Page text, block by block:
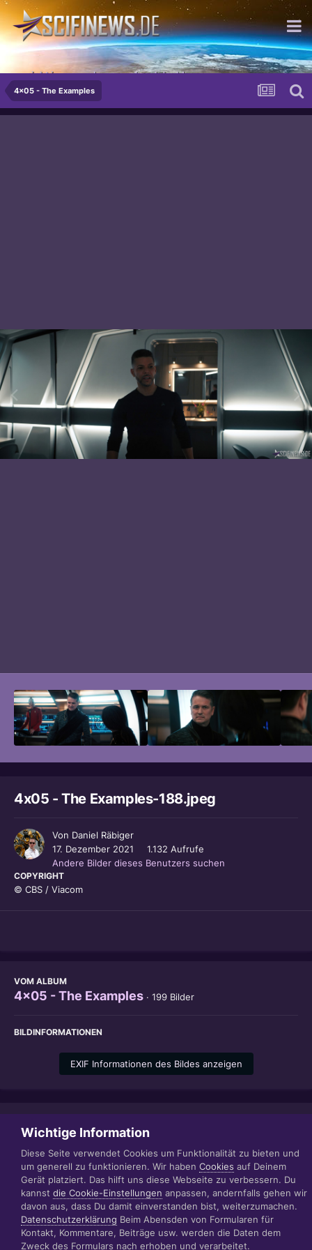
...nicht immer - aber manchmal doch!
4x05 - The Examples
4x05 - The Examples-188.jpeg
Von Daniel Räbiger
17. Dezember 2021
1.132 Aufrufe
Andere Bilder dieses Benutzers suchen
COPYRIGHT
© CBS / Viacom
VOM ALBUM
4x05 - The Examples · 199 Bilder
BILDINFORMATIONEN
EXIF Informationen des Bildes anzeigen
Teilen
Datenschutzerklärung Impressum
© 1999 - 2022 RÄBIGER IT|WEB|VIDEO|CONSULTING
www.raebiger.pro
Powered by Invision Community
Wichtige Information
Diese Seite verwendet Cookies um Funktionalität zu bieten und
um generell zu funktionieren. Wir haben Cookies auf Deinem
Gerät platziert. Das hilft uns diese Webseite zu verbessern. Du
kannst die Cookie-Einstellungen anpassen, andernfalls gehen wir
davon aus, dass Du damit einverstanden bist, weiterzumachen.
Datenschutzerklärung Beim Abensden von Formularen für
Kontakt, Kommentare, Beiträge usw. werden die Daten dem
Zweck des Formulars nach erhoben und verarbeitet.